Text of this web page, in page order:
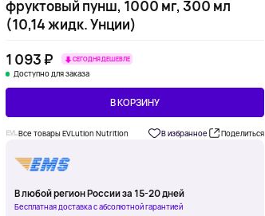
фруктовый пунш, 1000 мг, 300 мл
(10,14 жидк. Унции)
1 093 ₽
СЕГОДНЯ ДЕШЕВЛЕ
Доступно для заказа
В КОРЗИНУ
Все товары EVLution Nutrition В избранное Поделиться
В любой регион России за 15-20 дней
Бесплатная доставка с абсолютной гарантией